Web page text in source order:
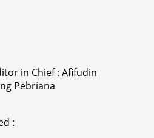
in Chief : Afifudin
Pebriana
: